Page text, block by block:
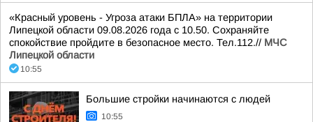
«Красный уровень - Угроза атаки БПЛА» на территории
Липецкой области 09.08.2026 года с 10.50. Сохраняйте
спокойствие пройдите в безопасное место. Тел.112.// МЧС
Липецкой области
10:55
Большие стройки начинаются с людей
10:55